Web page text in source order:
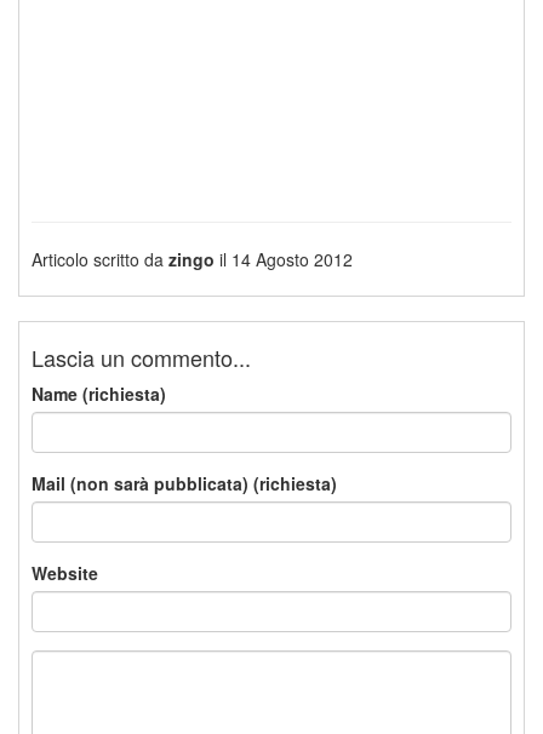
Articolo scritto da zingo il 14 Agosto 2012
Lascia un commento...
Name (richiesta)
Mail (non sarà pubblicata) (richiesta)
Website